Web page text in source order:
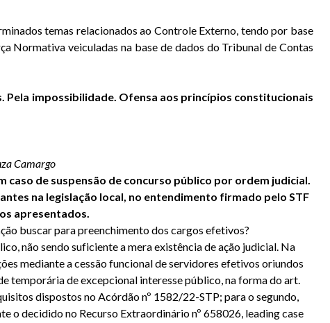
temas relacionados ao Controle Externo, tendo por base
Normativa veiculadas na base de dados do Tribunal de Contas
impossibilidade. Ofensa aos princípios constitucionais
Camargo
de suspensão de concurso público por ordem judicial.
na legislação local, no entendimento firmado pelo STF
apresentados.
buscar para preenchimento dos cargos efetivos?
não sendo suficiente a mera existência de ação judicial. Na
mediante a cessão funcional de servidores efetivos oriundos
temporária de excepcional interesse público, na forma do art.
dispostos no Acórdão nº 1582/22-STP; para o segundo,
o decidido no Recurso Extraordinário nº 658026, leading case